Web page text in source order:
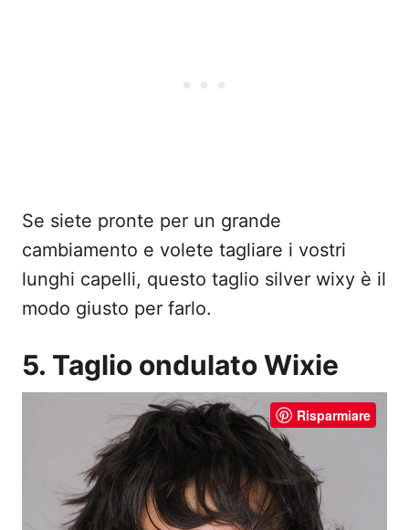
Se siete pronte per un grande
cambiamento e volete tagliare i vostri
lunghi capelli, questo taglio silver wixy è il
modo giusto per farlo.
5. Taglio ondulato Wixie
Risparmiare